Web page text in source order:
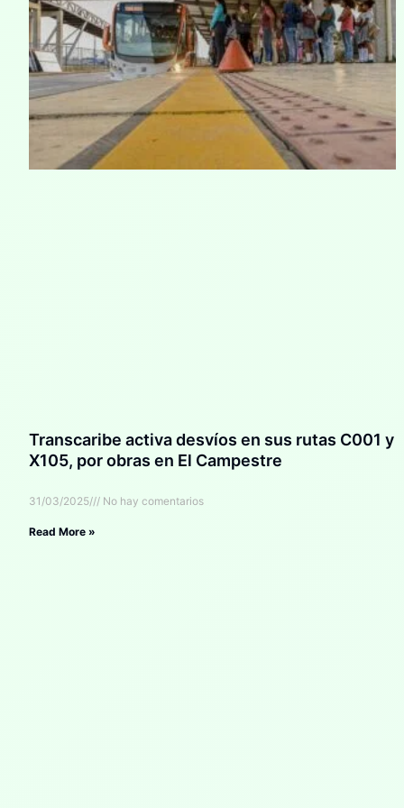
Transcaribe activa desvíos en sus rutas C001 y
X105, por obras en El Campestre
31/03/2025 No hay comentarios
Read More »